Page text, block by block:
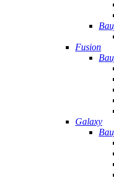
Fusion
Galaxy